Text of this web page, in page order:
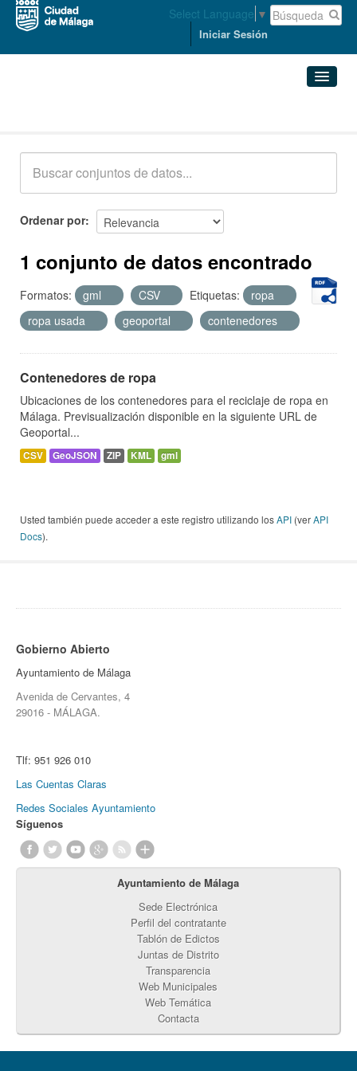
Select Language ▼
Iniciar Sesión
Acerca de
Ordenar por
1 conjunto de datos encontrado
Formatos: gml CSV Etiquetas:
ropa
ropa usada
geoportal contenedores
Contenedores de ropa
Ubicaciones de los contenedores para el reciclaje de ropa en
Málaga. Previsualización disponible en la siguiente URL de
Geoportal...
CSV GeoJSON ZIP KML gml
Usted también puede acceder a este registro utilizando losAPI (verAPI
Docs).
Gobierno Abierto
Ayuntamiento de Málaga
Avenida de Cervantes, 4
29016 - MÁLAGA.
Tlf: 951 926 010
Las Cuentas Claras
Redes Sociales Ayuntamiento
Síguenos
Ayuntamiento de Málaga
Sede Electrónica
Perfil del contratante
Tablón de Edictos
Juntas de Distrito
Transparencia
Web Municipales
Web Temática
Contacta